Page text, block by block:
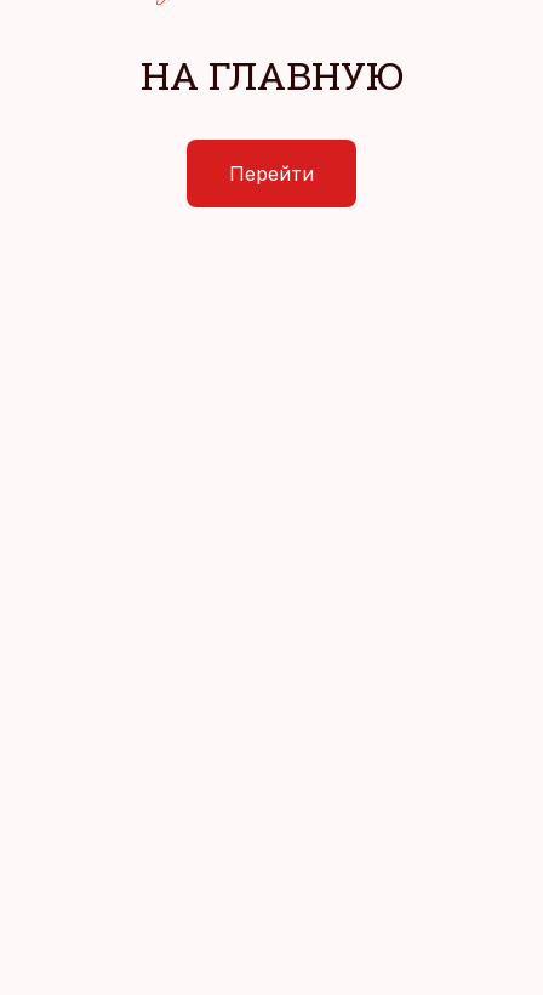
НА ГЛАВНУЮ
Перейти